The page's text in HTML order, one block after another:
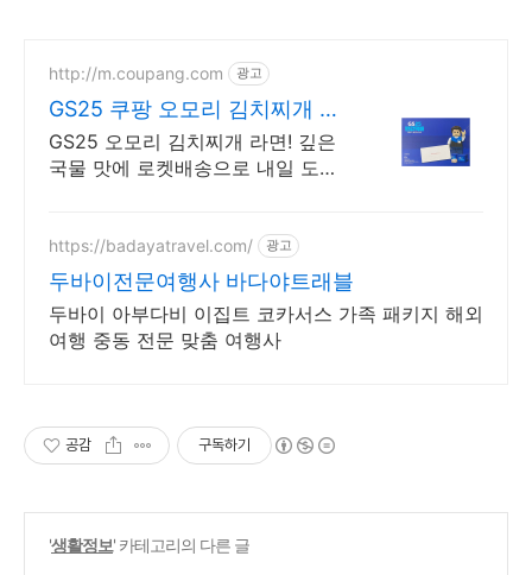
http://m.coupang.com 광고
GS25 쿠팡 오모리 김치찌개 라
면
GS25 오모리 김치찌개 라면! 깊은
국물 맛에 로켓배송으로 내일 도
세요.
https://badayatravel.com/ 광고
두바이전문여행사 바다야트래블
두바이 아부다비 이집트 코카서스 가족 패키지 해외
여행 중동 전문 맞춤 여행사
공감 구독하기
'생활정보' 카테고리의 다른 글